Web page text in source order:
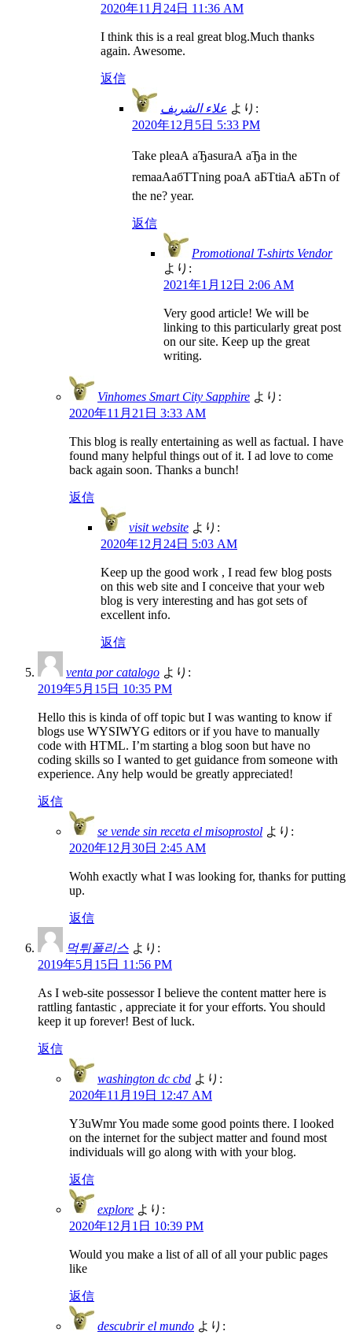
2020年11月24日 11:36 AM
I think this is a real great blog.Much thanks
again. Awesome.
返信
علاء الشريف より:
2020年12月5日 5:33 PM
Take pleаА аЂаsurаА аЂа in the
remaаАабТТning poаА аБТtiаА аБТn of
the ne? year.
返信
Promotional T-shirts Vendor
より:
2021年1月12日 2:06 AM
Very good article! We will be
linking to this particularly great post
on our site. Keep up the great
writing.
Vinhomes Smart City Sapphire より:
2020年11月21日 3:33 AM
This blog is really entertaining as well as factual. I have
found many helpful things out of it. I ad love to come
back again soon. Thanks a bunch!
返信
visit website より:
2020年12月24日 5:03 AM
Keep up the good work , I read few blog posts
on this web site and I conceive that your web
blog is very interesting and has got sets of
excellent info.
返信
venta por catalogo より:
2019年5月15日 10:35 PM
Hello this is kinda of off topic but I was wanting to know if
blogs use WYSIWYG editors or if you have to manually
code with HTML. I’m starting a blog soon but have no
coding skills so I wanted to get guidance from someone with
experience. Any help would be greatly appreciated!
返信
se vende sin receta el misoprostol より:
2020年12月30日 2:45 AM
Wohh exactly what I was looking for, thanks for putting
up.
返信
먹튀폴리스 より:
2019年5月15日 11:56 PM
As I web-site possessor I believe the content matter here is
rattling fantastic , appreciate it for your efforts. You should
keep it up forever! Best of luck.
返信
washington dc cbd より:
2020年11月19日 12:47 AM
Y3uWmr You made some good points there. I looked
on the internet for the subject matter and found most
individuals will go along with with your blog.
返信
explore より:
2020年12月1日 10:39 PM
Would you make a list of all of all your public pages
like
返信
descubrir el mundo より: